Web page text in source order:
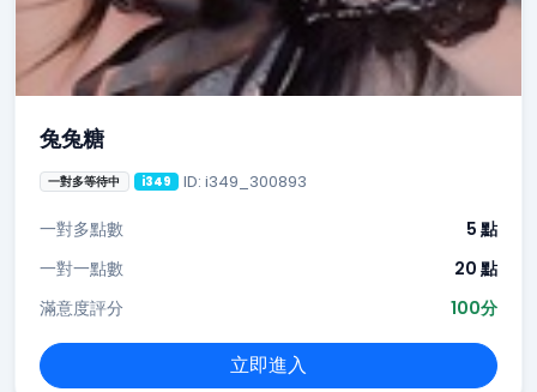
兔兔糖
一對多等待中 i349 ID: i349_300893
一對多點數
5 點
一對一點數
20 點
滿意度評分
100分
立即進入